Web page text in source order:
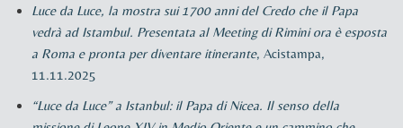
Luce da Luce, la mostra sui 1700 anni del Credo che il Papa
vedrà ad Istambul. Presentata al Meeting di Rimini ora è esposta
a Roma e pronta per diventare itinerante, Acistampa,
11.11.2025
“Luce da Luce” a Istanbul: il Papa di Nicea. Il senso della